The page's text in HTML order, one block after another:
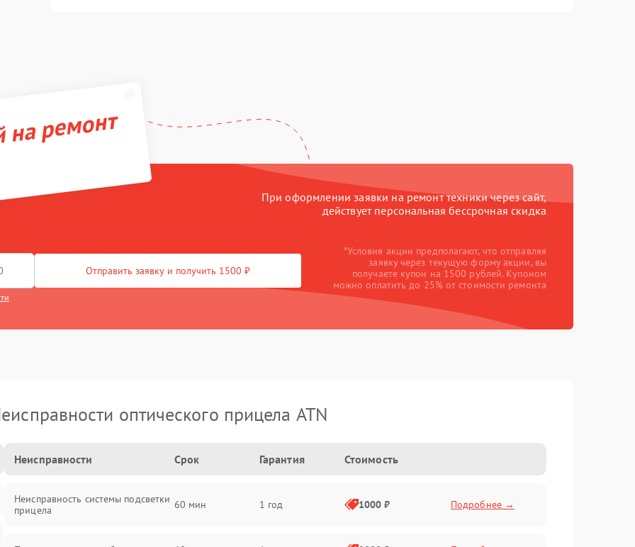
ремонт
При оформлении заявки на ремонт техники через сайт,
действует персональная бессрочная скидка
Отправить заявку и получить 1500 ₽
*Условия акции предполагают, что отправляя
заявку через текущую форму акции, вы
получаете купон на 1500 рублей. Купоном
можно оплатить до 25% от стоимости ремонта
оптического прицела ATN
Неисправности Срок Гарантия Стоимость
Неисправность системы подсветки
прицела
60 мин 1 год 1000 ₽ Подробнее →